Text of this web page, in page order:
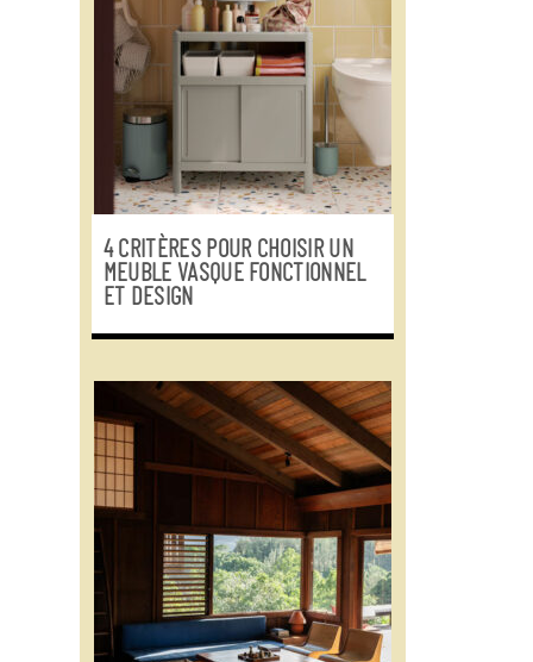
4 CRITÈRES POUR CHOISIR UN
MEUBLE VASQUE FONCTIONNEL
ET DESIGN